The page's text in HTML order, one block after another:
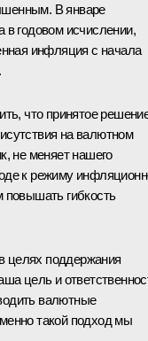
В январе
в годовом исчислении,
инфляция с начала
что принятое
на валютном
не меняет нашего
к режиму
гибкость
целях поддержания
цель и
валютные
такой подход мы